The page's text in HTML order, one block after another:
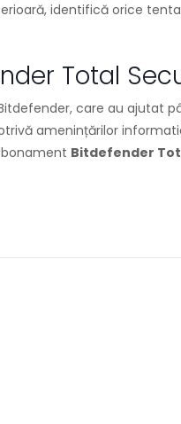
identifică orice
Total
care au ajutat
amenințărilor
Bitdefender